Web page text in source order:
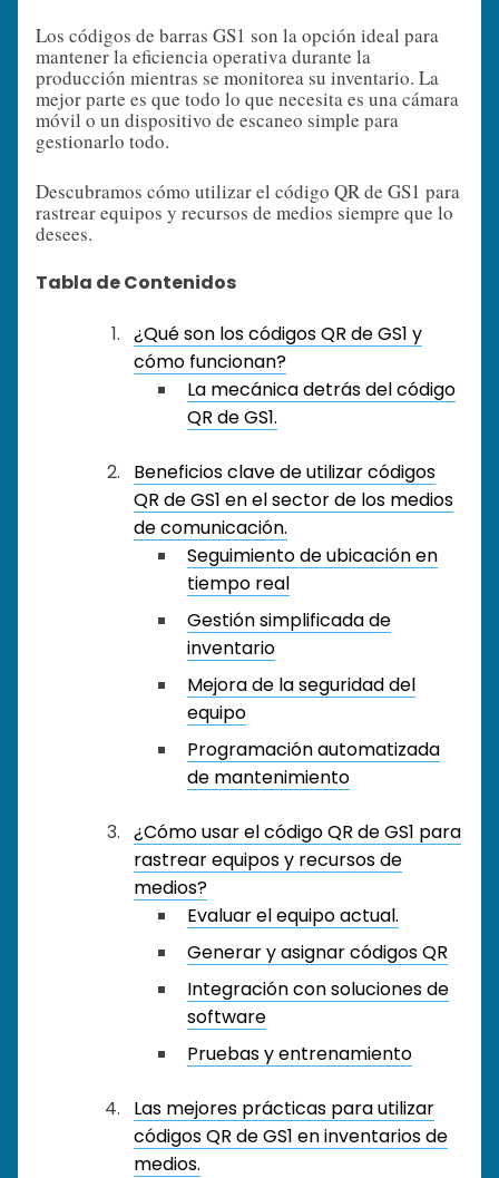
Los códigos de barras GS1 son la opción ideal para
mantener la eficiencia operativa durante la
producción mientras se monitorea su inventario. La
mejor parte es que todo lo que necesita es una cámara
móvil o un dispositivo de escaneo simple para
gestionarlo todo.
Descubramos cómo utilizar el código QR de GS1 para
rastrear equipos y recursos de medios siempre que lo
desees.
Tabla de Contenidos
¿Qué son los códigos QR de GS1 y
cómo funcionan?
La mecánica detrás del código
QR de GS1.
Beneficios clave de utilizar códigos
QR de GS1 en el sector de los medios
de comunicación.
Seguimiento de ubicación en
tiempo real
Gestión simplificada de
inventario
Mejora de la seguridad del
equipo
Programación automatizada
de mantenimiento
¿Cómo usar el código QR de GS1 para
rastrear equipos y recursos de
medios?
Evaluar el equipo actual.
Generar y asignar códigos QR
Integración con soluciones de
software
Pruebas y entrenamiento
Las mejores prácticas para utilizar
códigos QR de GS1 en inventarios de
medios.